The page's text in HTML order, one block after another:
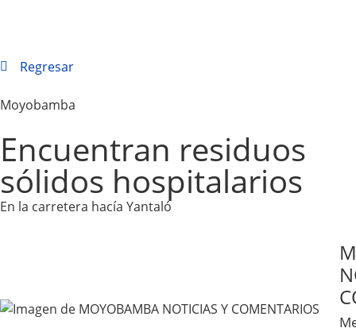
Regresar
Moyobamba
Encuentran residuos
sólidos hospitalarios
En la carretera hacía Yantaló